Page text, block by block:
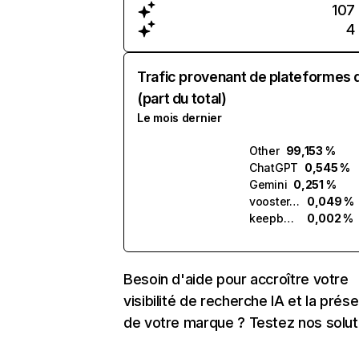
107
4
Trafic provenant de plateformes
(part du total)
Le mois dernier
Other 99,153 %
ChatGPT 0,545 %
Gemini 0,251 %
vooster.ai
0,049 %
keepbook.ai
0,002 %
Besoin d'aide pour accroître votre
visibilité de recherche IA et la
de votre marque ? Testez nos